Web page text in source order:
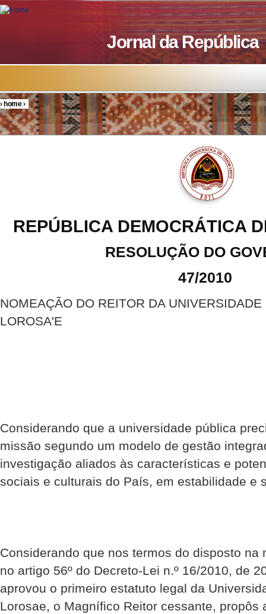
Skip to main content
Jornal da República
You are here
›home›
REPÚBLICA DEMOCRÁTICA
RESOLUÇÃO DO
47/2010
NOMEAÇÃO DO REITOR DA
LOROSA'E
Considerando que a universidade pública
missão segundo um modelo de gestão
investigação aliados às características e
sociais e culturais do País, em estabilidade e
Considerando que nos termos do disposto na
no artigo 56º do Decreto-Lei n.º 16/2010, de
aprovou o primeiro estatuto legal da
Lorosae, o Magnífico Reitor cessante,